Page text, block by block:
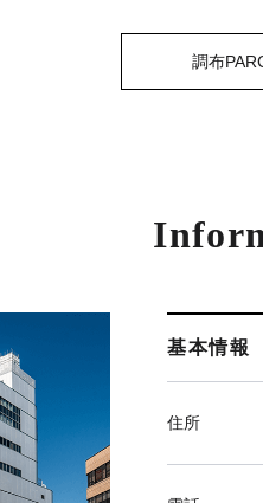
調布
基本情報
住所